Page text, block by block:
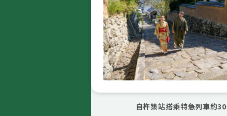
自杵築站搭乘特急列車約